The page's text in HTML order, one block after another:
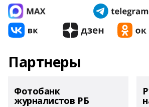
Партнеры
Фотобанк
журналистов РБ